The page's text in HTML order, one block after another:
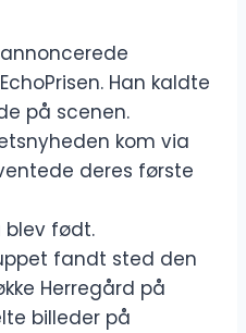
Han kaldte
på scenen.
kom via
deres første
blev født.
fandt sted den
Herregård på
billeder på